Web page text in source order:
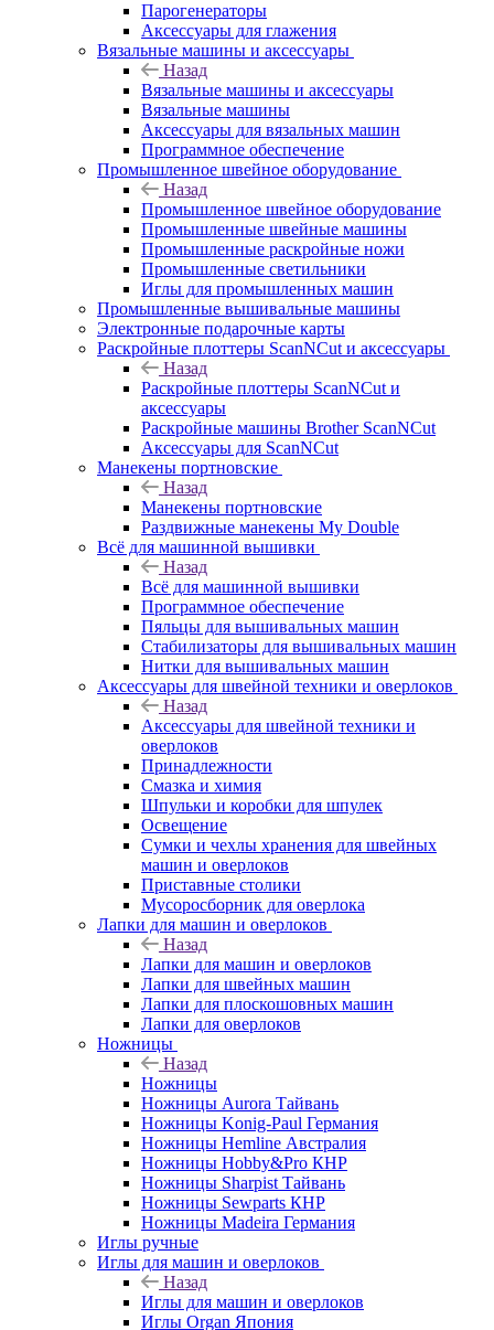
Парогенераторы
Аксессуары для глажения
Вязальные машины и аксессуары
Назад
Вязальные машины и аксессуары
Вязальные машины
Аксессуары для вязальных машин
Программное обеспечение
Промышленное швейное оборудование
Назад
Промышленное швейное оборудование
Промышленные швейные машины
Промышленные раскройные ножи
Промышленные светильники
Иглы для промышленных машин
Промышленные вышивальные машины
Электронные подарочные карты
Раскройные плоттеры ScanNCut и аксессуары
Назад
Раскройные плоттеры ScanNCut и
аксессуары
Раскройные машины Brother ScanNCut
Аксессуары для ScanNCut
Манекены портновские
Назад
Манекены портновские
Раздвижные манекены My Double
Всё для машинной вышивки
Назад
Всё для машинной вышивки
Программное обеспечение
Пяльцы для вышивальных машин
Стабилизаторы для вышивальных машин
Нитки для вышивальных машин
Аксессуары для швейной техники и оверлоков
Назад
Аксессуары для швейной техники и
оверлоков
Принадлежности
Смазка и химия
Шпульки и коробки для шпулек
Освещение
Сумки и чехлы хранения для швейных
машин и оверлоков
Приставные столики
Мусоросборник для оверлока
Лапки для машин и оверлоков
Назад
Лапки для машин и оверлоков
Лапки для швейных машин
Лапки для плоскошовных машин
Лапки для оверлоков
Ножницы
Назад
Ножницы
Ножницы Aurora Тайвань
Ножницы Konig-Paul Германия
Ножницы Hemline Австралия
Ножницы Hobby&Pro КНР
Ножницы Sharpist Тайвань
Ножницы Sewparts КНР
Ножницы Madeira Германия
Иглы ручные
Иглы для машин и оверлоков
Назад
Иглы для машин и оверлоков
Иглы Organ Япония